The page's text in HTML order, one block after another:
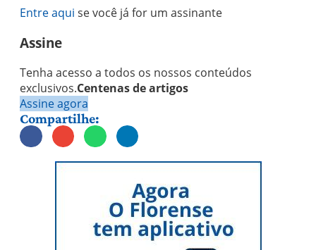
Entre aqui se você já for um assinante
Assine
Tenha acesso a todos os nossos conteúdos
exclusivos.Centenas de artigos
Assine agora
Compartilhe: